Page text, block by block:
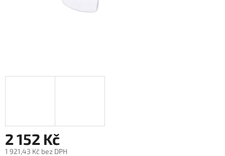
2 152 Kč
1 921,43 Kč bez DPH